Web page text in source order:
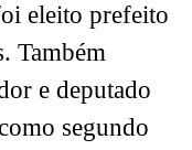
eleito prefeito
Também
e deputado
segundo